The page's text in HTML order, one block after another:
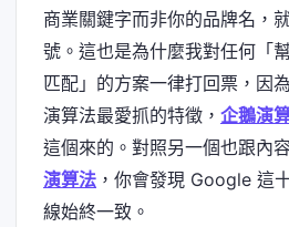
商業關鍵字而非你的品牌名，
號。這也是為什麼我對任何「
匹配」的方案一律打回票，因
演算法最愛抓的特徵， 企鵝演
這個來的。對照另一個也跟內
演算法 ，你會發現 Google 這
線始終一致。